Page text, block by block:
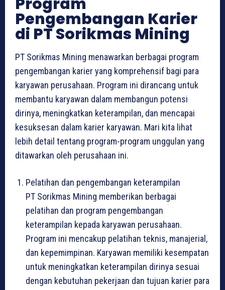
Pengembangan Karier
di PT Sorikmas Mining
PT Sorikmas Mining menawarkan berbagai program
pengembangan karier yang komprehensif bagi para
karyawan perusahaan. Program ini dirancang untuk
membantu karyawan dalam membangun potensi
dirinya, meningkatkan keterampilan, dan mencapai
kesuksesan dalam karier karyawan. Mari kita lihat
lebih detail tentang program-program unggulan yang
ditawarkan oleh perusahaan ini.
Pelatihan dan pengembangan keterampilan
PT Sorikmas Mining memberikan berbagai
pelatihan dan program pengembangan
keterampilan kepada karyawan perusahaan.
Program ini mencakup pelatihan teknis, manajerial,
dan kepemimpinan. Karyawan memiliki kesempatan
untuk meningkatkan keterampilan dirinya sesuai
dengan kebutuhan pekerjaan dan tujuan karier para